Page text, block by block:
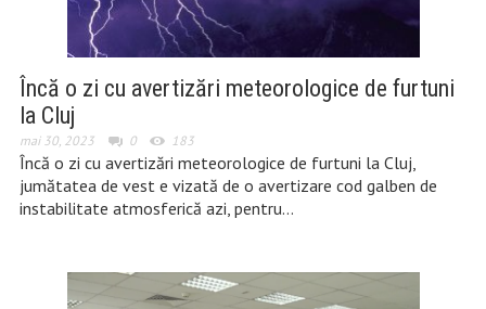
Încă o zi cu avertizări meteorologice de furtuni
la Cluj
mai 30, 2023 0 183
Încă o zi cu avertizări meteorologice de furtuni la Cluj,
jumătatea de vest e vizată de o avertizare cod galben de
instabilitate atmosferică azi, pentru…